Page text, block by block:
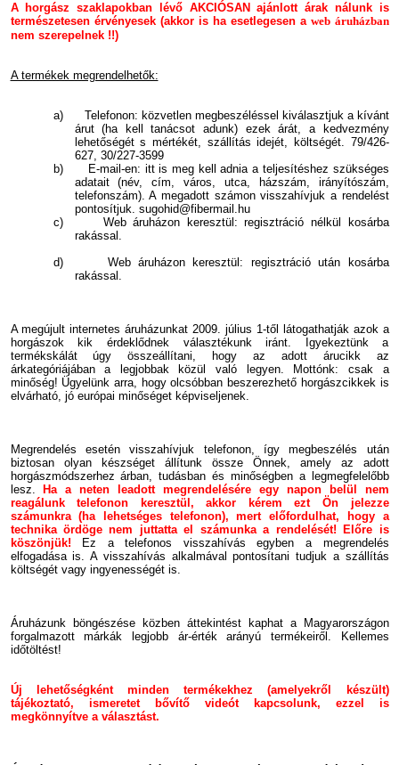
A horgász szaklapokban lévő AKCIÓSAN ajánlott árak nálunk is
természetesen érvényesek (akkor is ha esetlegesen aweb áruházban
nem szerepelnek !!)
A termékek megrendelhetők:
a) Telefonon: közvetlen megbeszéléssel kiválasztjuk a kívánt
árut (ha kell tanácsot adunk) ezek árát, a kedvezmény
lehetőségét s mértékét, szállítás idejét, költségét. 79/426-
627, 30/227-3599
b) E-mail-en: itt is meg kell adnia a teljesítéshez szükséges
adatait (név, cím, város, utca, házszám, irányítószám,
telefonszám). A megadott számon visszahívjuk a rendelést
pontosítjuk. sugohid@fibermail.hu
c) Web áruházon keresztül: regisztráció nélkül
kosárba
rakással.
d) Web áruházon keresztül: regisztráció után kosárba
rakással.
A megújult internetes áruházunkat 2009. július 1-től látogathatják azok a
horgászok kik érdeklődnek választékunk iránt. Igyekeztünk a
termékskálát úgy összeállítani, hogy az adott árucikk az
árkategóriájában a legjobbak közül való legyen. Mottónk: csak a
minőség! Ügyelünk arra, hogy olcsóbban beszerezhető horgászcikkek is
elvárható, jó európai minőséget képviseljenek.
Megrendelés esetén visszahívjuk telefonon, így megbeszélés után
biztosan olyan készséget állítunk össze Önnek, amely az adott
horgászmódszerhez árban, tudásban és minőségben a legmegfelelőbb
lesz.
Ha a neten leadott megrendelésére egy napon belül nem
reagálunk
telefonon keresztül, akkor kérem ezt Ön jelezze
számunkra (ha lehetséges telefonon), mert előfordulhat, hogy a
technika ördöge nem juttatta el számunka a rendelését! Előre is
köszönjük! Ez a telefonos visszahívás egyben a megrendelés
elfogadása is. A visszahívás alkalmával pontosítani tudjuk a szállítás
költségét vagy ingyenességét is.
Áruházunk böngészése közben áttekintést kaphat a Magyarországon
forgalmazott márkák legjobb ár-érték arányú termékeiről. Kellemes
időtöltést!
Új lehetőségként minden termékekhez (amelyekről készült)
tájékoztató, ismeretet bővítő videót kapcsolunk, ezzel is
megkönnyítve a választást.